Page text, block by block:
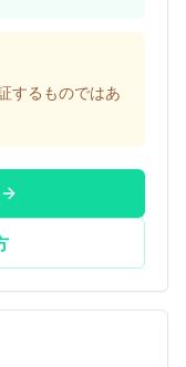
するものではあ